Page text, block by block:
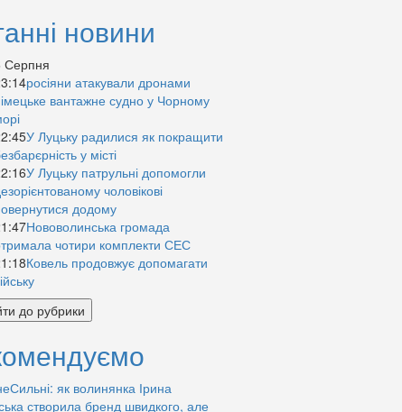
новини
Серпня
росіяни атакували дронами
вантажне судно у Чорному
У Луцьку радилися як покращити
у місті
У Луцьку патрульні допомогли
чоловікові
додому
Нововолинська громада
чотири комплекти СЕС
Ковель продовжує допомагати
до рубрики